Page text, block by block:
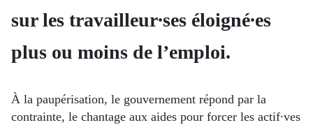
sur les travailleur∙ses éloigné∙es
plus ou moins de l’emploi.
À la paupérisation, le gouvernement répond par la
contrainte, le chantage aux aides pour forcer les actif∙ves